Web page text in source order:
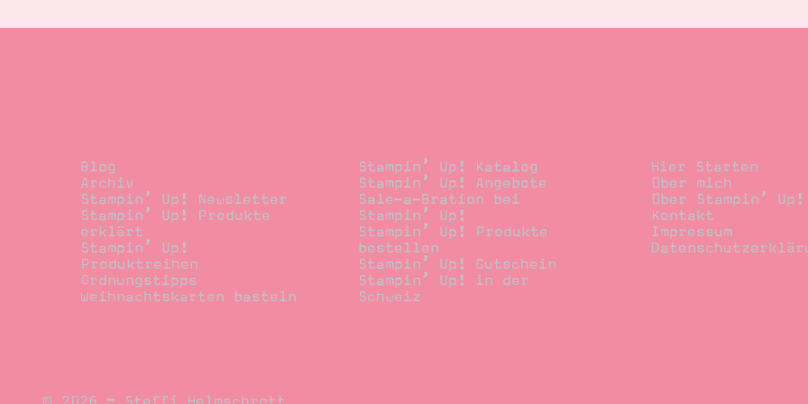
Blog
Archiv
Stampin’ Up! Newsletter
Stampin’ Up! Produkte
erklärt
Stampin’ Up!
Produktreihen
Ordnungstipps
Weihnachtskarten basteln
Stampin’ Up! Katalog
Stampin’ Up! Angebote
Sale-a-Bration bei
Stampin’ Up!
Stampin’ Up! Produkte
bestellen
Stampin’ Up! Gutschein
Stampin’ Up! in der
Schweiz
Hier Starten
Über mich
Über Stampin’ Up!
Kontakt
Impressum